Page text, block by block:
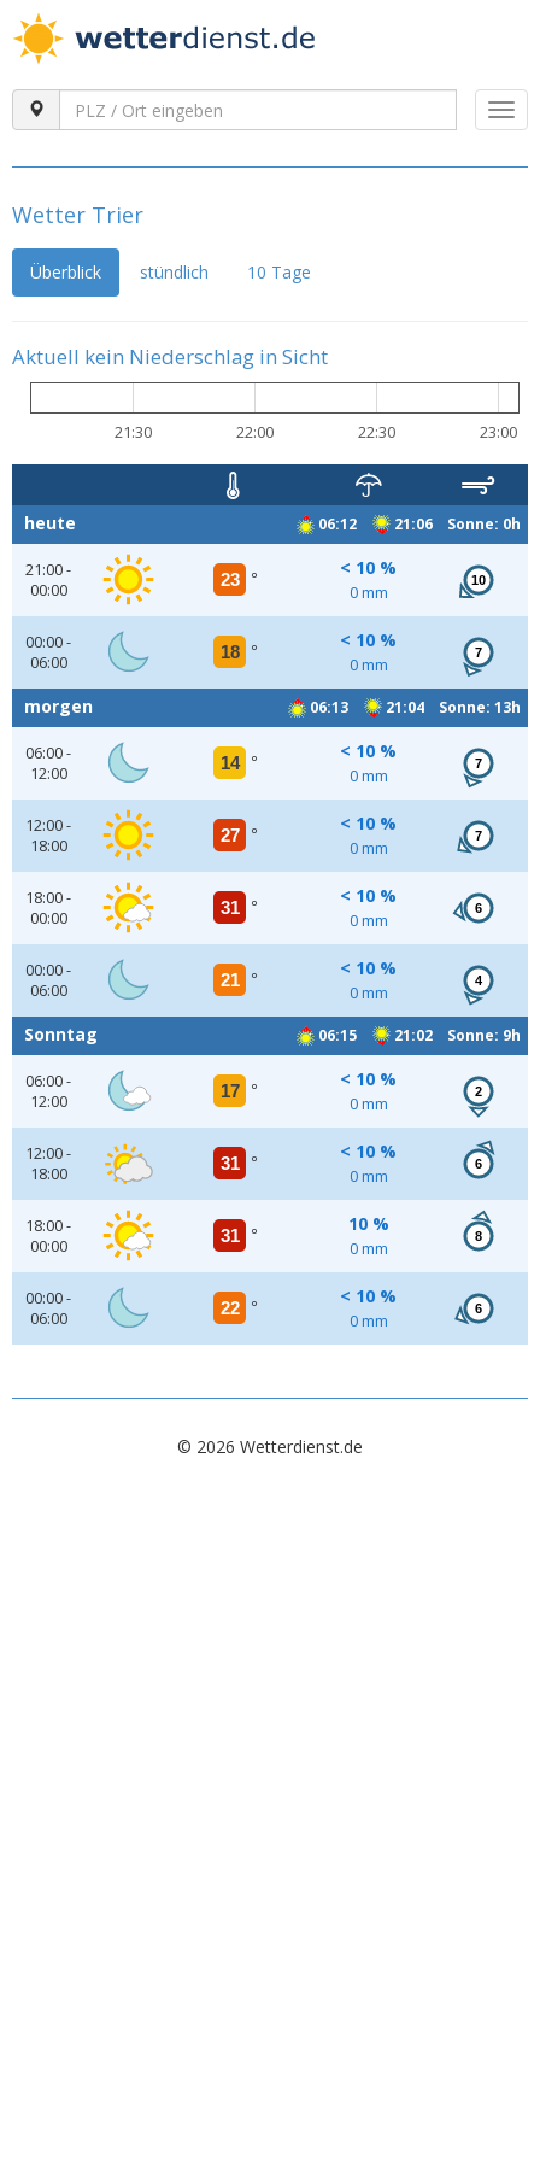
Wetter Trier
Überblick stündlich 10 Tage
Aktuell kein Niederschlag in Sicht
21:30 22:00 22:30 23:00
06:12 21:06 Sonne: 0h
heute
21:00 -
00:00
23 °
< 10 %
0 mm
10
00:00 -
06:00
18 °
< 10 %
0 mm
7
06:13 21:04 Sonne: 13h
morgen
06:00 -
12:00
14 °
< 10 %
0 mm
7
12:00 -
18:00
27 °
< 10 %
0 mm
7
18:00 -
00:00
31 °
< 10 %
0 mm
6
00:00 -
06:00
21 °
< 10 %
0 mm
4
06:15 21:02 Sonne: 9h
Sonntag
06:00 -
12:00
17 °
< 10 %
0 mm
2
12:00 -
18:00
31 °
< 10 %
0 mm
6
18:00 -
00:00
31 °
10 %
0 mm
8
00:00 -
06:00
22 °
< 10 %
0 mm
6
© 2026 Wetterdienst.de